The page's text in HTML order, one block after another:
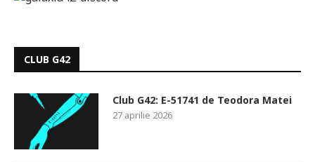
CLUB G42
Club G42: E-51741 de Teodora Matei
27 aprilie 2026